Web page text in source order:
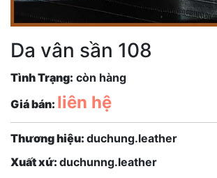
Da vân sần 108
Tình Trạng: còn hàng
Giá bán: liên hệ
Thương hiệu: duchung.leather
Xuất xứ: duchunng.leather